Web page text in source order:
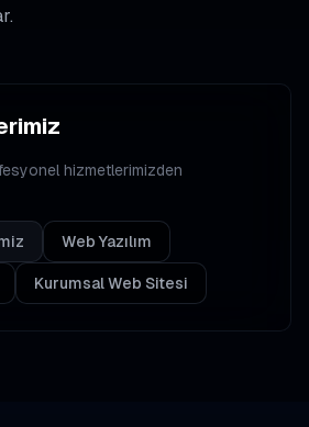
hizmetlerimizden
Web Yazılım
Kurumsal Web Sitesi